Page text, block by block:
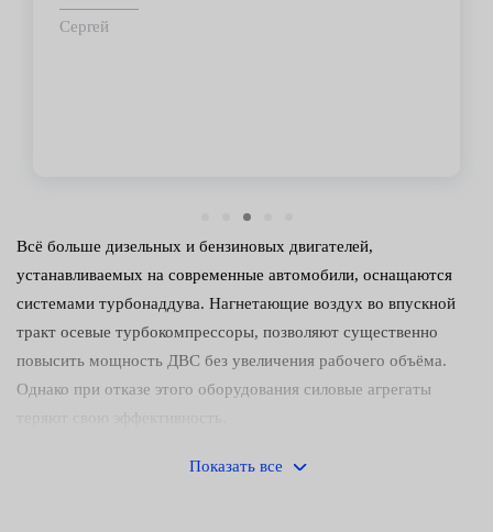
срок.
Всё больше дизельных и бензиновых двигателей,
устанавливаемых на современные автомобили, оснащаются
системами турбонаддува. Нагнетающие воздух во впускной
тракт осевые турбокомпрессоры, позволяют существенно
повысить мощность ДВС без увеличения рабочего объёма.
Однако при отказе этого оборудования силовые агрегаты
Причины и признаки
Показать все